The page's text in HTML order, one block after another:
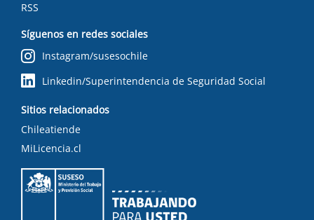
RSS
Síguenos en redes sociales
Instagram/susesochile
Linkedin/Superintendencia de Seguridad Social
Sitios relacionados
Chileatiende
MiLicencia.cl